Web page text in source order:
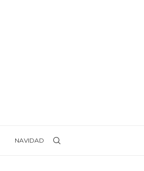
NAVIDAD